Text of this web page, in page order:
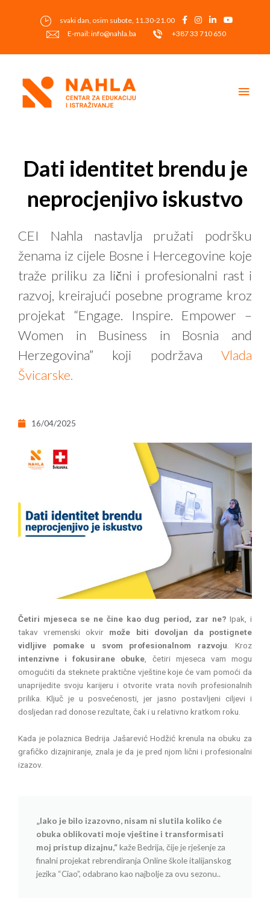
svaki dan, osim subote, 11.30-21.00
E-mail: info@nahla.ba
+387 33 710 650
Dati identitet brendu je
neprocjenjivo iskustvo
CEI Nahla nastavlja pružati podršku
ženama iz cijele Bosne i Hercegovine koje
traže priliku za lični i profesionalni rast i
razvoj, kreirajući posebne programe kroz
projekat “Engage. Inspire. Empower –
Women in Business in Bosnia and
Herzegovina” koji podržava Vlada
Švicarske.
16/04/2025
Četiri mjeseca se ne čine kao dug period, zar ne? Ipak, i
takav vremenski okvir može biti dovoljan da postignete
vidljive pomake u svom profesionalnom razvoju . Kroz
intenzivne i fokusirane obuke , četiri mjeseca vam mogu
omogućiti da steknete praktične vještine koje će vam pomoći da
unaprijedite svoju karijeru i otvorite vrata novih profesionalnih
prilika. Ključ je u posvećenosti, jer jasno postavljeni ciljevi i
dosljedan rad donose rezultate, čak i u relativno kratkom roku.
Kada je polaznica Bedrija Jašarević Hodžić krenula na obuku za
grafičko dizajniranje, znala je da je pred njom lični i profesionalni
izazov.
„Iako je bilo izazovno, nisam ni slutila koliko će
obuka oblikovati moje vještine i transformisati
moj pristup dizajnu,“kaže Bedrija, čije je rješenje za
finalni projekat rebrendiranja Online škole italijanskog
jezika “Ciao”, odabrano kao najbolje za ovu sezonu..